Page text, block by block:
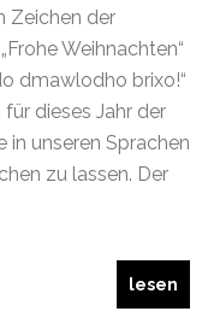
Zeichen der
Weihnachten“
dmawlodho brixo!“
dieses Jahr der
unseren Sprachen
zu lassen. Der
lesen